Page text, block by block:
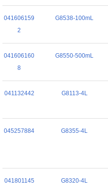
041606159
2
G8538-100mL
041606160
8
G8550-500mL
041132442 G8113-4L
045257884 G8355-4L
041801145 G8320-4L